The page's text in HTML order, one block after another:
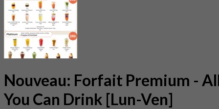
Nouveau: Forfait Premium -
You Can Drink [Lun-Ven]